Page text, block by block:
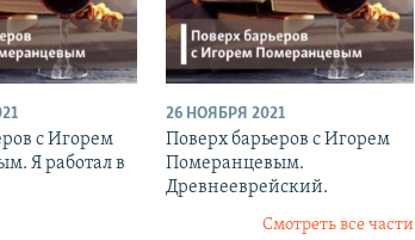
с Игорем
Я работал в
26 НОЯБРЯ 2021
Поверх барьеров с Игорем
Померанцевым.
Древнееврейский.
Смотреть все части